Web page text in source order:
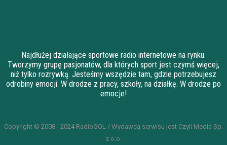
Najdłużej działające sportowe radio internetowe na rynku.
Tworzymy grupę pasjonatów, dla których sport jest czymś więcej,
niż tylko rozrywką. Jesteśmy wszędzie tam, gdzie potrzebujesz
odrobiny emocji. W drodze z pracy, szkoły, na działkę. W drodze po
emocje!
Copyright © 2008 - 2024 RadioGOL / Wydawcą serwisu jest Czyli Media Sp.
z o.o.